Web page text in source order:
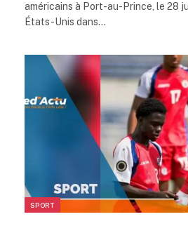
américains à Port-au-Prince, le 28
États-Unis dans…
SPORT